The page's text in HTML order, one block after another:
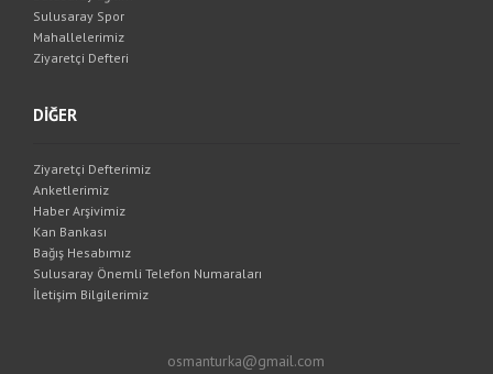
Sulusaray Spor
Mahallelerimiz
Ziyaretçi Defteri
DİĞER
Ziyaretçi Defterimiz
Anketlerimiz
Haber Arşivimiz
Kan Bankası
Bağış Hesabımız
Sulusaray Önemli Telefon Numaraları
İletişim Bilgilerimiz
osmanturka@gmail.com